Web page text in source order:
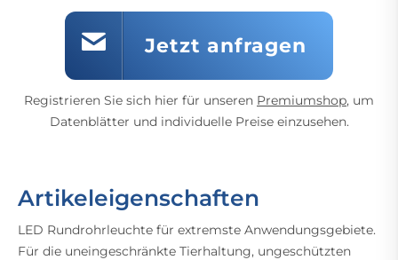
Jetzt anfragen
Registrieren Sie sich hier für unseren Premiumshop, um
Datenblätter und individuelle Preise einzusehen.
Artikeleigenschaften
LED Rundrohrleuchte für extremste Anwendungsgebiete.
Für die uneingeschränkte Tierhaltung, ungeschützten